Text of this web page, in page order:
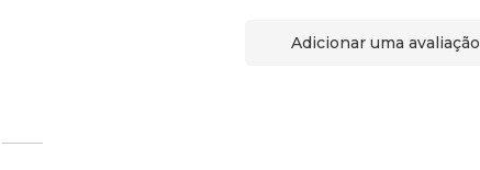
Adicionar uma avaliação